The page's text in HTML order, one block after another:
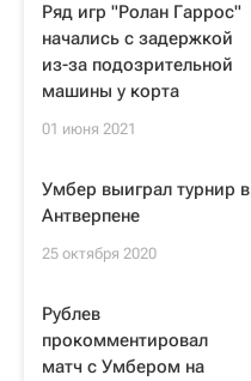
Ряд игр "Ролан Гаррос"
начались с задержкой
из-за подозрительной
машины у корта
01 июня 2021
Умбер выиграл турнир в
Антверпене
25 октября 2020
Рублев
прокомментировал
матч с Умбером на